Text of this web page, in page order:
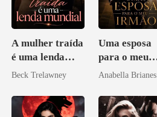
A mulher traída
é uma lenda
mundial
Beck Trelawney
Uma esposa
para o meu
irmão
Anabella Brianes